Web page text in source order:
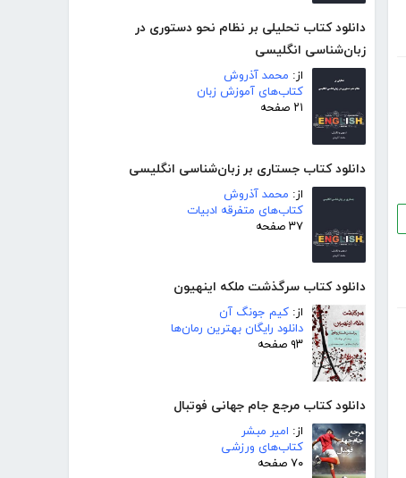
دانلود کتاب تحلیلی بر نظام نحو دستوری در
زبان‌شناسی انگلیسی
از: محمد آذروش
کتاب‌های آموزش زبان
۲۱ صفحه
دانلود کتاب جستاری بر زبان‌شناسی انگلیسی
از: محمد آذروش
کتاب‌های متفرقه ادبیات
۳۷ صفحه
دانلود کتاب سرگذشت ملکه اینهیون
از: کیم جونگ آن
دانلود رایگان بهترین رمان‌ها
۹۳ صفحه
دانلود کتاب مرجع جام جهانی فوتبال
از: امیر مبشر
کتاب‌های ورزشی
۷۰ صفحه